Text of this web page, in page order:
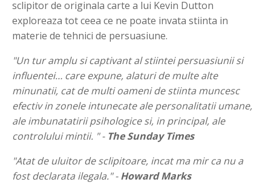
sclipitor de originala carte a lui Kevin Dutton
exploreaza tot ceea ce ne poate invata stiinta in
materie de tehnici de persuasiune.
"Un tur amplu si captivant al stiintei persuasiunii si
influentei… care expune, alaturi de multe alte
minunatii, cat de multi oameni de stiinta muncesc
efectiv in zonele intunecate ale personalitatii umane,
ale imbunatatirii psihologice si, in principal, ale
controlului mintii. " - The Sunday Times
"Atat de uluitor de sclipitoare, incat ma mir ca nu a
fost declarata ilegala." -Howard Marks